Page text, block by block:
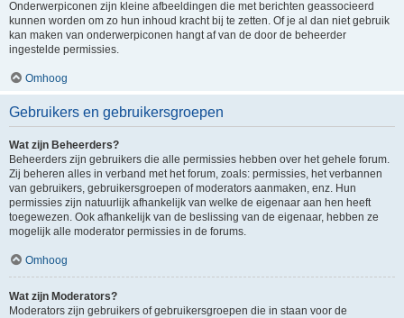
Onderwerpiconen zijn kleine afbeeldingen die met berichten geassocieerd
kunnen worden om zo hun inhoud kracht bij te zetten. Of je al dan niet gebruik
kan maken van onderwerpiconen hangt af van de door de beheerder
ingestelde permissies.
Omhoog
Gebruikers en gebruikersgroepen
Wat zijn Beheerders?
Beheerders zijn gebruikers die alle permissies hebben over het gehele forum.
Zij beheren alles in verband met het forum, zoals: permissies, het verbannen
van gebruikers, gebruikersgroepen of moderators aanmaken, enz. Hun
permissies zijn natuurlijk afhankelijk van welke de eigenaar aan hen heeft
toegewezen. Ook afhankelijk van de beslissing van de eigenaar, hebben ze
mogelijk alle moderator permissies in de forums.
Omhoog
Wat zijn Moderators?
Moderators zijn gebruikers of gebruikersgroepen die in staan voor de